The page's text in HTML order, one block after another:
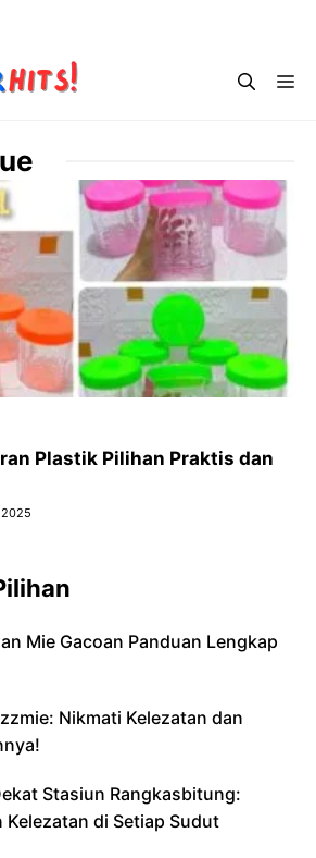
Plastik Pilihan Praktis dan
Mie Gacoan Panduan Lengkap
Nikmati Kelezatan dan
Stasiun Rangkasbitung:
Kelezatan di Setiap Sudut